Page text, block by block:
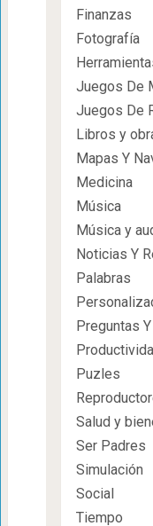
Finanzas
Fotografía
Juegos De
Juegos De
Libros y
Mapas Y
Medicina
Música
Música y
Noticias Y
Palabras
Preguntas
Puzles
Salud y
Ser Padres
Simulación
Social
Tiempo